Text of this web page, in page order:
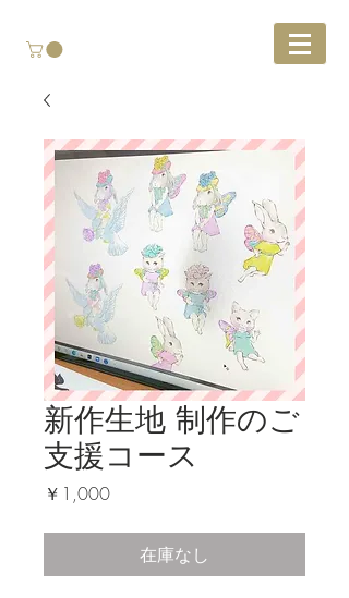
新作生地 制作のご
支援コース
￥1,000価
在庫なし